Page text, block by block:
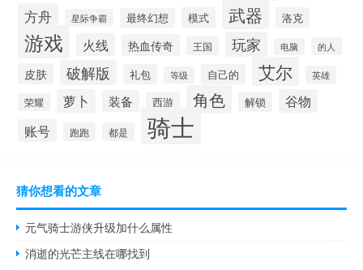
方舟 星际争霸 最终幻想 模式 武器 洛克
游戏 火线 热血传奇 王国 玩家 电脑 的人
皮肤 破解版 礼包 等级 自己的 艾尔 英雄
荣耀 萝卜 装备 西游 角色 解锁 谷物
账号 跑跑 都是 骑士
猜你想看的文章
元气骑士游侠升级加什么属性
消逝的光芒主线在哪找到